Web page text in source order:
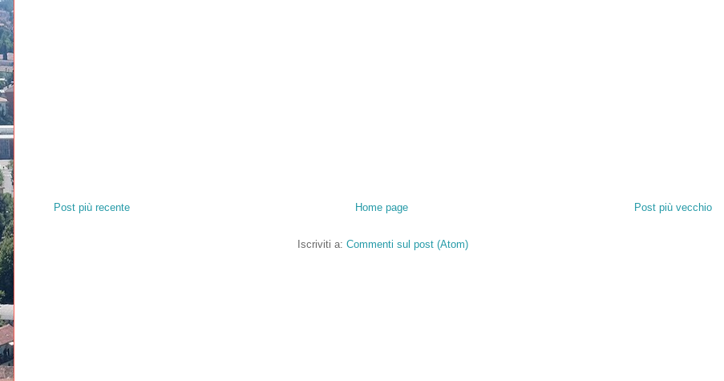
Post più recente Post più vecchio
Home page
Iscriviti a: Commenti sul post (Atom)